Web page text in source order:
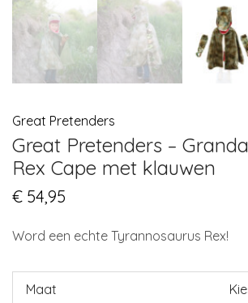
Great Pretenders
Great Pretenders –
Rex Cape met klauwen
€ 54,95
Word een echte Tyrannosaurus Rex!
Maat